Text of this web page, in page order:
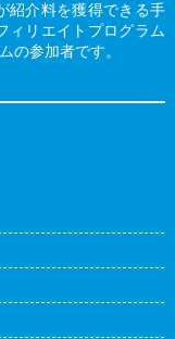
紹介料を獲得できる手
ィリエイトプログラム
の参加者です。